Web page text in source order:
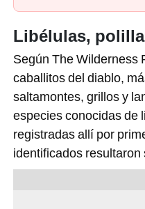
Libélulas,
Según The Wilderness
caballitos del diablo,
saltamontes, grillos y
especies conocidas de
registradas allí por
identificados